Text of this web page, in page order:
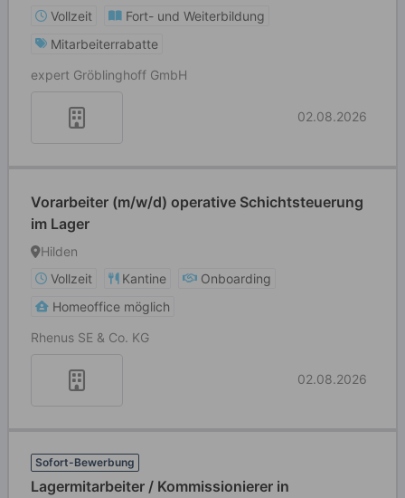
Vollzeit
Fort- und Weiterbildung
Mitarbeiterrabatte
expert Gröblinghoff GmbH
02.08.2026
Vorarbeiter (m/w/d) operative Schichtsteuerung
im Lager
Hilden
Vollzeit
Kantine
Onboarding
Homeoffice möglich
Rhenus SE & Co. KG
02.08.2026
Sofort-Bewerbung
Lagermitarbeiter / Kommissionierer in